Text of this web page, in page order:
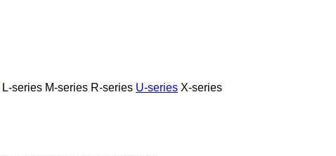
L-series M-series R-series U-series X-series